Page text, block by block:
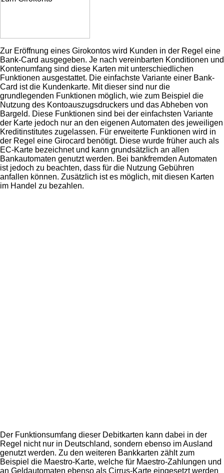
Zur Eröffnung eines Girokontos wird Kunden in der Regel eine
Bank-Card ausgegeben. Je nach vereinbarten Konditionen und
Kontenumfang sind diese Karten mit unterschiedlichen
Funktionen ausgestattet. Die einfachste Variante einer Bank-
Card ist die Kundenkarte. Mit dieser sind nur die
grundlegenden Funktionen möglich, wie zum Beispiel die
Nutzung des Kontoauszugsdruckers und das Abheben von
Bargeld. Diese Funktionen sind bei der einfachsten Variante
der Karte jedoch nur an den eigenen Automaten des jeweiligen
Kreditinstitutes zugelassen. Für erweiterte Funktionen wird in
der Regel eine Girocard benötigt. Diese wurde früher auch als
EC-Karte bezeichnet und kann grundsätzlich an allen
Bankautomaten genutzt werden. Bei bankfremden Automaten
ist jedoch zu beachten, dass für die Nutzung Gebühren
anfallen können. Zusätzlich ist es möglich, mit diesen Karten
im Handel zu bezahlen.
Der Funktionsumfang dieser Debitkarten kann dabei in der
Regel nicht nur in Deutschland, sondern ebenso im Ausland
genutzt werden. Zu den weiteren Bankkarten zählt zum
Beispiel die Maestro-Karte, welche für Maestro-Zahlungen und
an Geldautomaten ebenso als Cirrus-Karte eingesetzt werden